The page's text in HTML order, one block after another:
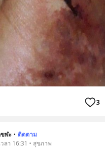
3
ฬะ • ติดตาม
ลา 16:31 • สุขภาพ